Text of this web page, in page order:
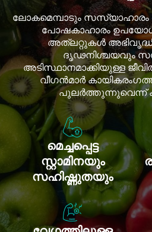
ലോകമെമ്പാടും സസ്യാഹാരം
പോഷകാഹാരം
അത്‌ലറ്റുകൾ
ദൃഢനിശ്ചയവും
അടിസ്ഥാനമാക്കിയുള്ള
വീഗൻമാർ
പുലർത്തുന്നുവെന്ന്
മെച്ചപ്പെട്ട
സ്റ്റാമിനയും
സഹിഷ്ണുതയും